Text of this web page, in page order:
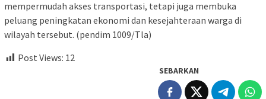
mempermudah akses transportasi, tetapi juga membuka
peluang peningkatan ekonomi dan kesejahteraan warga di
wilayah tersebut. (pendim 1009/Tla)
Post Views: 12
SEBARKAN